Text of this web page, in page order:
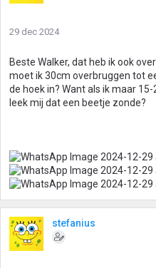
e
i
g
:
29 dec 2024
Beste Walker, dat heb ik ook
moet ik 30cm overbruggen tot
de hoek in? Want als ik maar
leek mij dat een beetje zonde?
stefanius